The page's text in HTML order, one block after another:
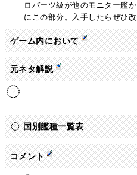
ロバーツ級が他のモニター艦
にこの部分。入手したらぜひ
ゲーム内において
元ネタ解説
国別艦種一覧表
コメント